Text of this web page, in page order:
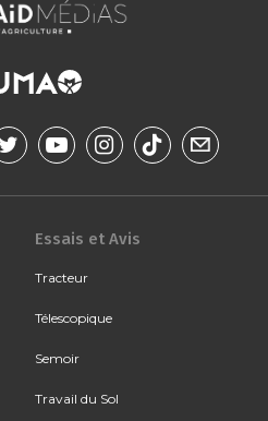
Essais et Avis
Tracteur
Télescopique
Semoir
Travail du Sol